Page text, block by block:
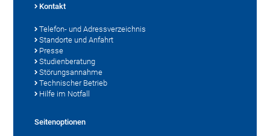
Kontakt
Telefon- und Adressverzeichnis
Standorte und Anfahrt
Presse
Studienberatung
Störungsannahme
Technischer Betrieb
Hilfe im Notfall
Seitenoptionen